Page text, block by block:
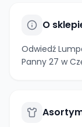
O
Odwiedź
Panny 27 w